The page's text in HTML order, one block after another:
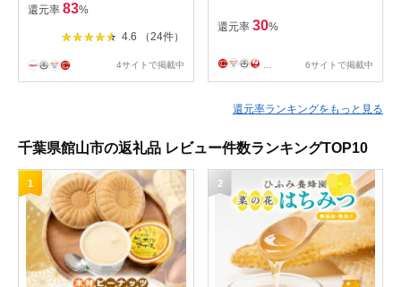
還元率 83%
4.6 （24件）
4サイトで掲載中
還元率 30%
... 6サイトで掲載中
還元率ランキングをもっと見る
千葉県館山市の返礼品 レビュー件数ランキングTOP10
1 2